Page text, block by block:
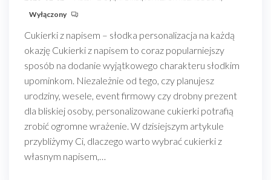
Wyłączony
Cukierki z napisem – słodka personalizacja na każdą
okazję Cukierki z napisem to coraz popularniejszy
sposób na dodanie wyjątkowego charakteru słodkim
upominkom. Niezależnie od tego, czy planujesz
urodziny, wesele, event firmowy czy drobny prezent
dla bliskiej osoby, personalizowane cukierki potrafią
zrobić ogromne wrażenie. W dzisiejszym artykule
przybliżymy Ci, dlaczego warto wybrać cukierki z
własnym napisem,…